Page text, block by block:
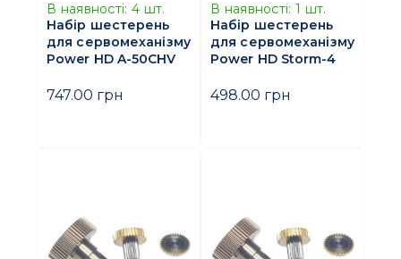
В наявності: 4 шт.
Набір шестерень
для сервомеханізму
Power HD A-50CHV
747.00 грн
В наявності: 1 шт.
Набір шестерень
для сервомеханізму
Power HD Storm-4
498.00 грн